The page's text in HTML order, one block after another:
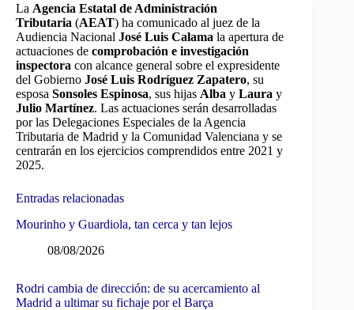
La Agencia Estatal de Administración
Tributaria (AEAT) ha comunicado al juez de la
Audiencia Nacional José Luis Calama la apertura de
actuaciones de comprobación e investigación
inspectora con alcance general sobre el expresidente
del Gobierno José Luis Rodríguez Zapatero, su
esposa Sonsoles Espinosa, sus hijas Alba y Laura y
Julio Martínez. Las actuaciones serán desarrolladas
por las Delegaciones Especiales de la Agencia
Tributaria de Madrid y la Comunidad Valenciana y se
centrarán en los ejercicios comprendidos entre 2021 y
2025.
Entradas relacionadas
Mourinho y Guardiola, tan cerca y tan lejos
08/08/2026
Rodri cambia de dirección: de su acercamiento al
Madrid a ultimar su fichaje por el Barça